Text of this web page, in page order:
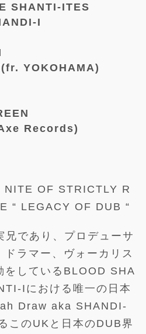
SHANTI-ITES
I
YOKOHAMA)
Records)
NITE OF STRICTLY R
“ LEGACY OF DUB “
であり、プロデューサ
ラマー、ヴォーカリス
をしているBLOOD SHA
Iにおける唯一の日本
Draw aka SHANDI-
このUKと日本のDUB界